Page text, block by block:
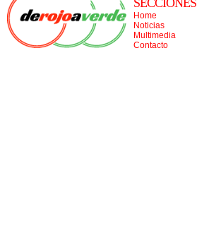
SECCIONES
Home
Noticias
Multimedia
Contacto